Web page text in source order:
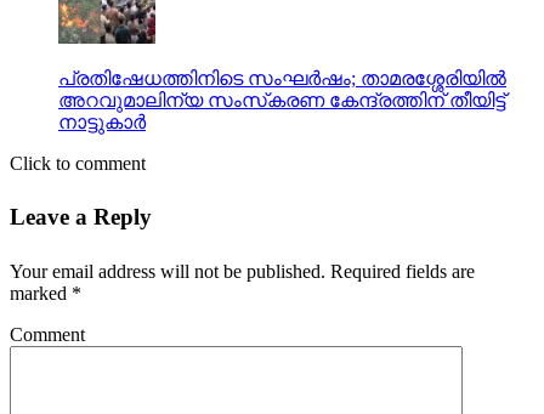
പ്രതിഷേധത്തിനിടെ സംഘര്‍ഷം; താമരശ്ശേരിയില്‍
അറവുമാലിന്യ സംസ്‌കരണ കേന്ദ്രത്തിന് തീയിട്ട്
നാട്ടുകാര്‍
Click to comment
Leave a Reply
Your email address will not be published. Required fields are
marked *
Comment